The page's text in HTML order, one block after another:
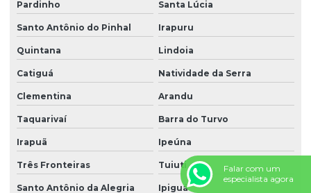
Pardinho Santa Lúcia
Santo Antônio do Pinhal Irapuru
Quintana Lindoia
Catiguá Natividade da Serra
Clementina Arandu
Taquarivaí Barra do Turvo
Irapuã Ipeúna
Três Fronteiras Tuiuti
Santo Antônio da Alegria Ipiguá
Falar com um
especialista agora